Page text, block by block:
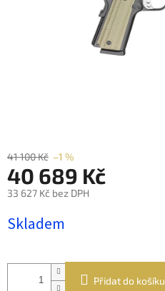
41 100 Kč –1 %
40 689 Kč
33 627 Kč bez DPH
cena:
Skladem
Přidat do košíku